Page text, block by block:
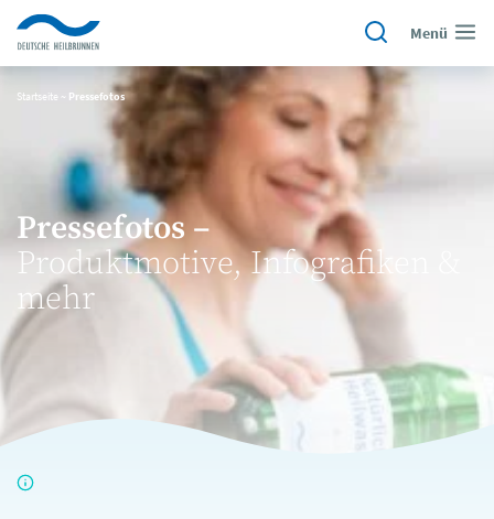
Menü
Startseite ~ Pressefotos
Pressefotos –
Produktmotive, Infografiken &
mehr